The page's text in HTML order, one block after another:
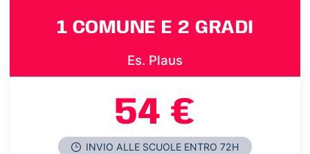
1 COMUNE E 2 GRADI
Es. Plaus
54 €
INVIO ALLE SCUOLE ENTRO 72H